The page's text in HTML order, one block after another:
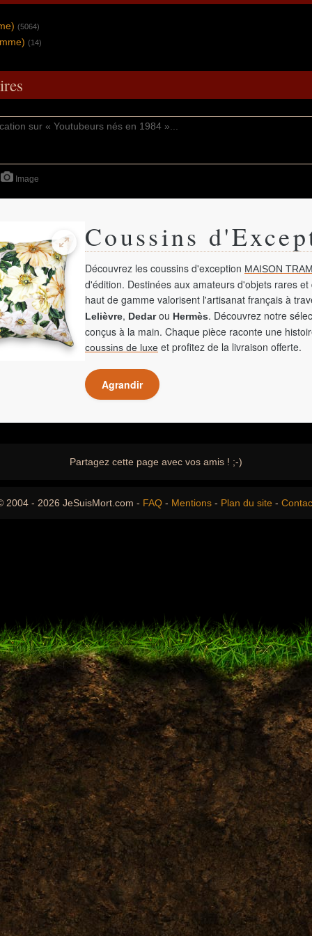
(5064)
(14)
Image
Coussins
Découvrez les coussins d'exception MAISON
d'édition. Destinées aux amateurs d'objets rares
haut de gamme valorisent l'artisanat français à
Lelièvre, Dedarou Hermès. Découvrez notre
conçus à la main. Chaque pièce raconte une
coussins de luxe et profitez de la livraison offerte.
Agrandir
Partagez cette page avec vos amis ! ;-)
2004 - 2026 JeSuisMort.com - FAQ - Mentions - Plan du site -